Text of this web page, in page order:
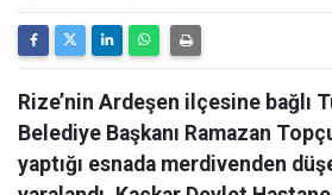
Rize’nin Ardeşen ilçesine bağlı
Belediye Başkanı Ramazan
yaptığı esnada merdivenden